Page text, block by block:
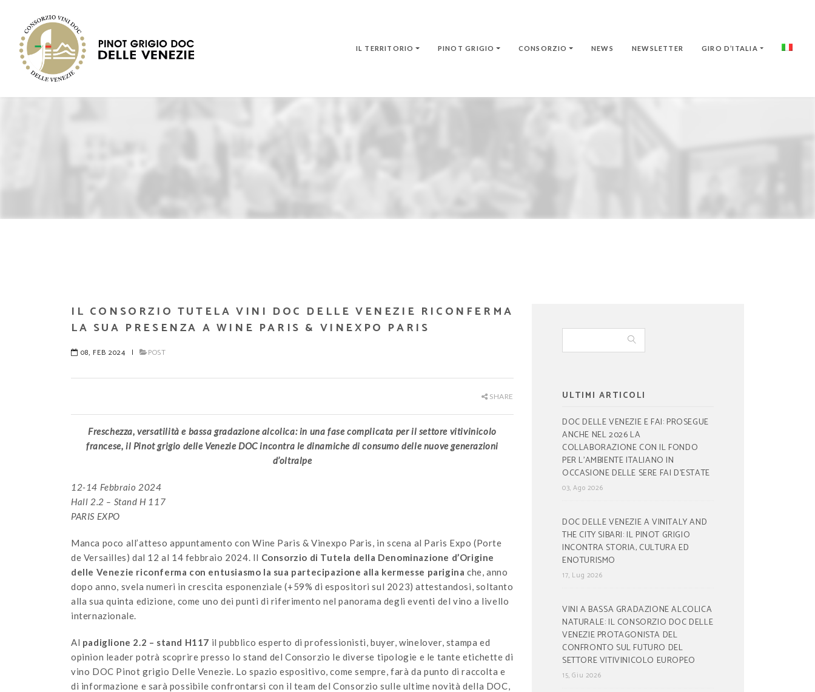
IL TERRITORIO PINOT GRIGIO CONSORZIO NEWS NEWSLETTER GIRO D’ITALIA
IL CONSORZIO TUTELA VINI DOC DELLE VENEZIE RICONFERMA
LA SUA PRESENZA A WINE PARIS & VINEXPO PARIS
08, FEB 2024 | POST
SHARE
Freschezza, versatilità e bassa gradazione alcolica: in una fase complicata per il settore vitivinicolo
francese, il Pinot grigio delle Venezie DOC incontra le dinamiche di consumo delle nuove generazioni
d’oltralpe
12-14 Febbraio 2024
Hall 2.2 – Stand H 117
PARIS EXPO
Manca poco all’atteso appuntamento con Wine Paris & Vinexpo Paris, in scena al Paris Expo (Porte
de Versailles) dal 12 al 14 febbraio 2024. Il Consorzio di Tutela della Denominazione d’Origine
delle Venezie riconferma con entusiasmo la sua partecipazione alla kermesse parigina che, anno
dopo anno, svela numeri in crescita esponenziale (+59% di espositori sul 2023) attestandosi, soltanto
alla sua quinta edizione, come uno dei punti di riferimento nel panorama degli eventi del vino a livello
internazionale.
Al padiglione 2.2 – stand H117 il pubblico esperto di professionisti, buyer, winelover, stampa ed
opinion leader potrà scoprire presso lo stand del Consorzio le diverse tipologie e le tante etichette di
vino DOC Pinot grigio Delle Venezie. Lo spazio espositivo, come sempre, farà da punto di raccolta e
di informazione e sarà possibile confrontarsi con il team del Consorzio sulle ultime novità della DOC,
ULTIMI ARTICOLI
DOC DELLE VENEZIE E FAI: PROSEGUE
ANCHE NEL 2026 LA
COLLABORAZIONE CON IL FONDO
PER L’AMBIENTE ITALIANO IN
OCCASIONE DELLE SERE FAI D’ESTATE
03, Ago 2026
DOC DELLE VENEZIE A VINITALY AND
THE CITY SIBARI: IL PINOT GRIGIO
INCONTRA STORIA, CULTURA ED
ENOTURISMO
17, Lug 2026
VINI A BASSA GRADAZIONE ALCOLICA
NATURALE: IL CONSORZIO DOC DELLE
VENEZIE PROTAGONISTA DEL
CONFRONTO SUL FUTURO DEL
SETTORE VITIVINICOLO EUROPEO
15, Giu 2026